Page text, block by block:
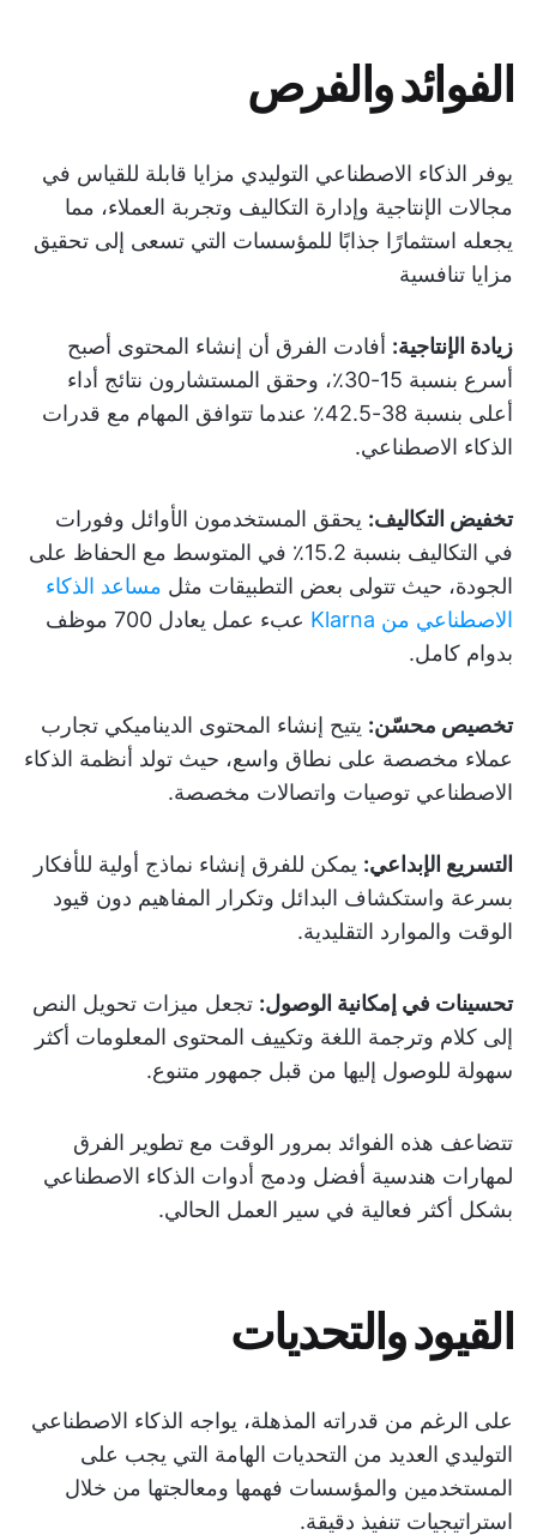
الفوائد والفرص
يوفر الذكاء الاصطناعي التوليدي مزايا قابلة للقياس في
مجالات الإنتاجية وإدارة التكاليف وتجربة العملاء، مما
يجعله استثمارًا جذابًا للمؤسسات التي تسعى إلى تحقيق
مزايا تنافسية
زيادة الإنتاجية: أفادت الفرق أن إنشاء المحتوى أصبح
أسرع بنسبة 15-30٪، وحقق المستشارون نتائج أداء
أعلى بنسبة 38-42.5٪ عندما تتوافق المهام مع قدرات
الذكاء الاصطناعي.
تخفيض التكاليف: يحقق المستخدمون الأوائل وفورات
في التكاليف بنسبة 15.2٪ في المتوسط مع الحفاظ على
الجودة، حيث تتولى بعض التطبيقات مثل مساعد الذكاء
الاصطناعي من Klarna
عبء عمل يعادل 700 موظف
بدوام كامل.
تخصيص محسّن: يتيح إنشاء المحتوى الديناميكي تجارب
عملاء مخصصة على نطاق واسع، حيث تولد أنظمة الذكاء
الاصطناعي توصيات واتصالات مخصصة.
التسريع الإبداعي: يمكن للفرق إنشاء نماذج أولية للأفكار
بسرعة واستكشاف البدائل وتكرار المفاهيم دون قيود
الوقت والموارد التقليدية.
تحسينات في إمكانية الوصول: تجعل ميزات تحويل النص
إلى كلام وترجمة اللغة وتكييف المحتوى المعلومات أكثر
سهولة للوصول إليها من قبل جمهور متنوع.
تتضاعف هذه الفوائد بمرور الوقت مع تطوير الفرق
لمهارات هندسية أفضل ودمج أدوات الذكاء الاصطناعي
بشكل أكثر فعالية في سير العمل الحالي.
القيود والتحديات
على الرغم من قدراته المذهلة، يواجه الذكاء الاصطناعي
التوليدي العديد من التحديات الهامة التي يجب على
المستخدمين والمؤسسات فهمها ومعالجتها من خلال
استراتيجيات تنفيذ دقيقة.